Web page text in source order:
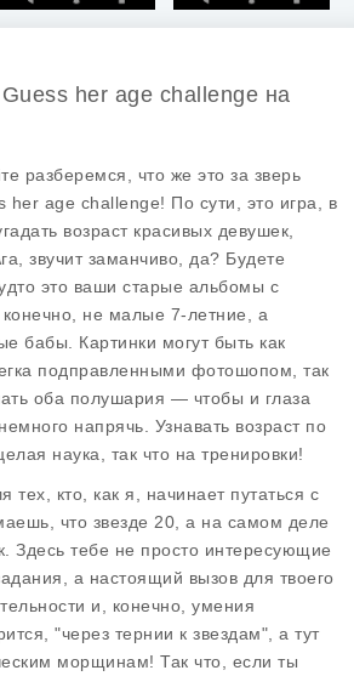
her age challenge на
разберемся, что же это за зверь
age challenge! По сути, это игра, в
возраст красивых девушек,
звучит заманчиво, да? Будете
это ваши старые альбомы с
конечно, не малые 7-летние, а
бабы. Картинки могут быть как
подправленными фотошопом, так
оба полушария — чтобы и глаза
напрячь. Узнавать возраст по
наука, так что на тренировки!
тех, кто, как я, начинает путаться с
что звезде 20, а на самом деле
Здесь тебе не просто интересующие
а настоящий вызов для твоего
и, конечно, умения
"через тернии к звездам", а тут
морщинам! Так что, если ты